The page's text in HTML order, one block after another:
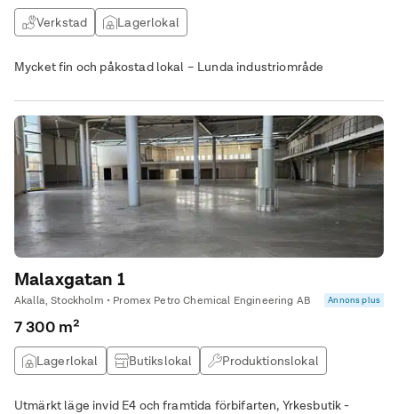
Verkstad Lagerlokal
Mycket fin och påkostad lokal – Lunda industriområde
Malaxgatan 1
Akalla, Stockholm • Promex Petro Chemical Engineering AB Annons plus
7 300 m²
Lagerlokal Butikslokal
Produktionslokal
Utmärkt läge invid E4 och framtida förbifarten, Yrkesbutik -